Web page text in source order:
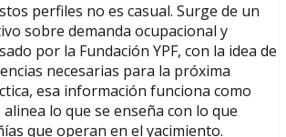
perfiles no es casual. Surge de un
sobre demanda ocupacional y
por la Fundación YPF, con la idea de
necesarias para la próxima
esa información funciona como
lo que se enseña con lo que
que operan en el yacimiento.